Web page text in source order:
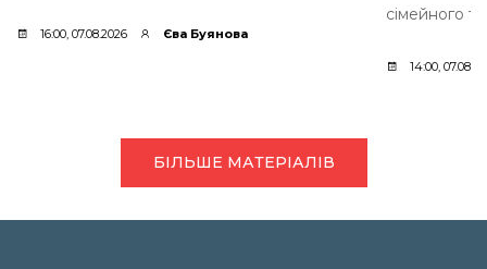
16:00, 07.08.2026 Єва Буянова
сімейного
14:00,
БІЛЬШЕ МАТЕРІАЛІВ